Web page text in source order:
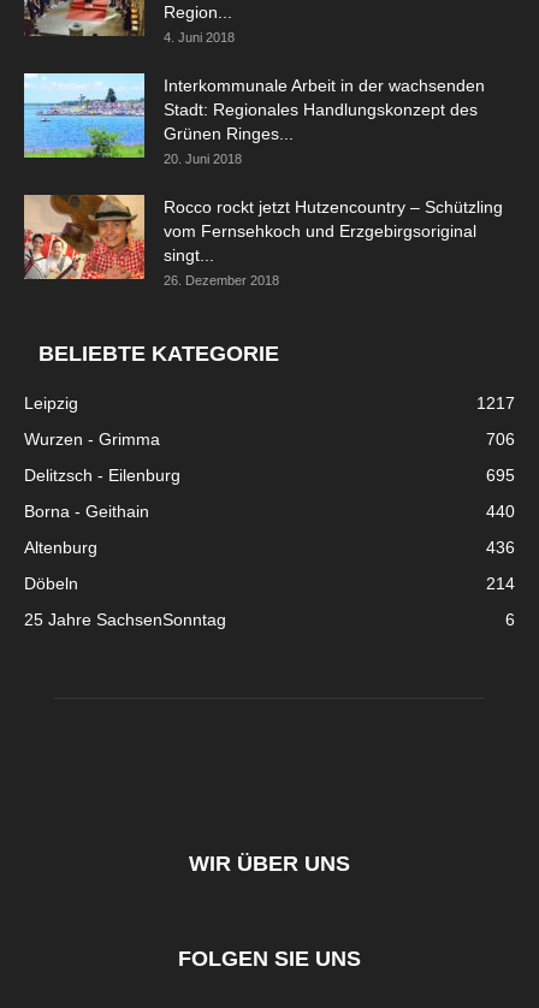
Region...
4. Juni 2018
Interkommunale Arbeit in der wachsenden
Stadt: Regionales Handlungskonzept des
Grünen Ringes...
20. Juni 2018
Rocco rockt jetzt Hutzencountry – Schützling
vom Fernsehkoch und Erzgebirgsoriginal
singt...
26. Dezember 2018
BELIEBTE KATEGORIE
Leipzig
1217
Wurzen - Grimma
706
Delitzsch - Eilenburg
695
Borna - Geithain
440
Altenburg
436
Döbeln
214
25 Jahre SachsenSonntag
6
WIR ÜBER UNS
FOLGEN SIE UNS